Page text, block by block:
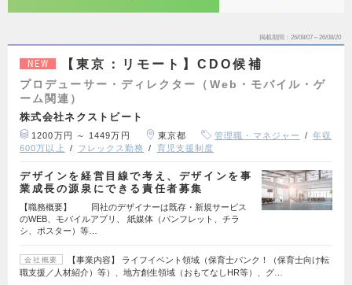
掲載期間 26/08/07～26/08/20
NEW 【東京：リモート】CDO候補
プロデューサー・ディレクター（Web・モバイル・ゲ
ーム関連）
株式会社ネクストビート
1200万円 ～ 1449万円 東京都 管理職・マネジャー
年収
600万以上
フレックス勤務 育児支援制度
デザインを経営目線で考え、デザインを事
業成長の源泉にできる責任者募集
【職務概要】 同社のデザイナーは既存・新規サービス
のWEB、モバイルアプリ、 紙媒体（パンフレット、チラ
シ、ポスター）等…
会社概要
【事業内容】 ライフイベント領域（保育士バンク！（保育士向け転
職支援／人材紹介）等）、地方創生領域（おもてなしHR等）、グ…